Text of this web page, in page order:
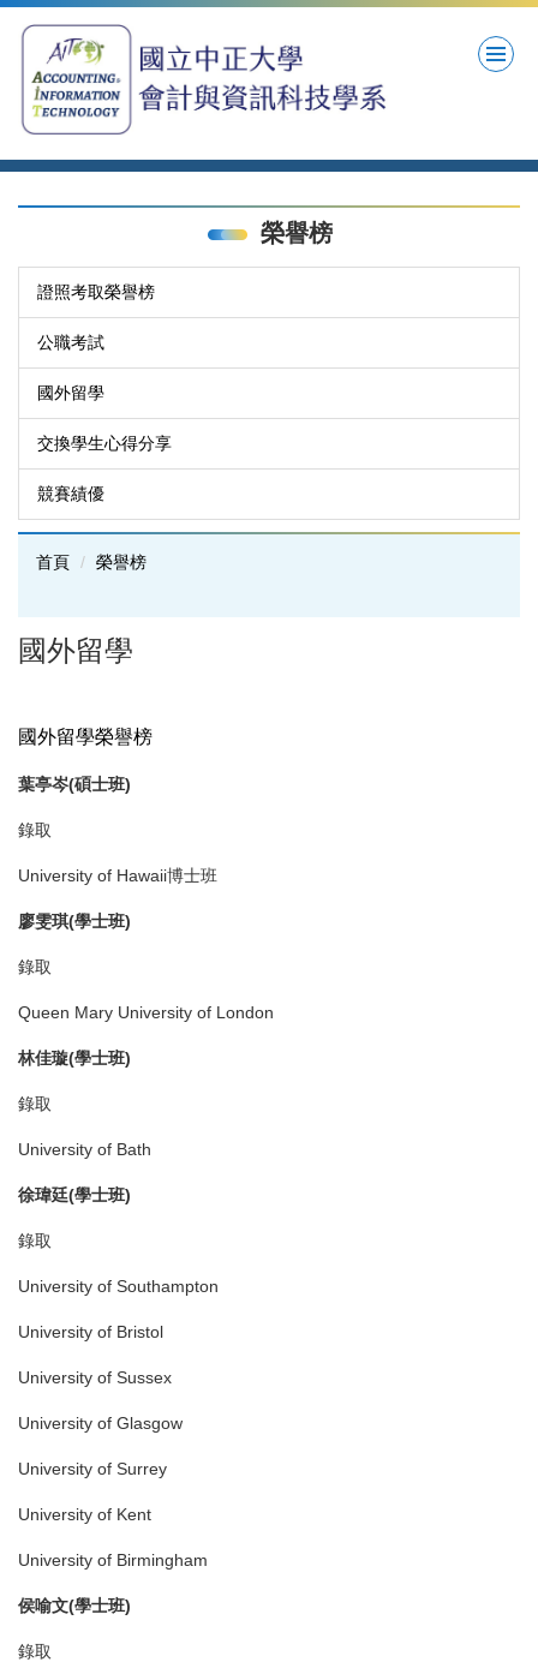
到
區
榮譽榜
證照考取榮譽榜
公職考試
國外留學
交換學生心得分享
競賽績優
首頁 榮譽榜
國外留學
國外留學榮譽榜
葉亭岑(碩士班)
錄取
University of Hawaii博士班
廖雯琪(學士班)
錄取
Queen Mary University of London
林佳璇(學士班)
錄取
University of Bath
徐瑋廷(學士班)
錄取
University of Southampton
University of Bristol
University of Sussex
University of Glasgow
University of Surrey
University of Kent
University of Birmingham
侯喻文(學士班)
錄取